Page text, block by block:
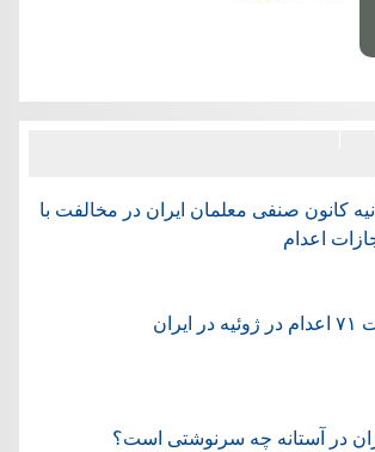
کانون صنفی معلمان ایران در مخالفت با
اعدام
در ایران
در آستانه چه سرنوشتی است؟